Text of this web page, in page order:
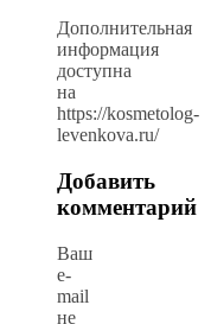
Дополнительная
информация
доступна
на
https://kosmetolog-
levenkova.ru/
Добавить
комментарий
Ваш
e-
mail
не